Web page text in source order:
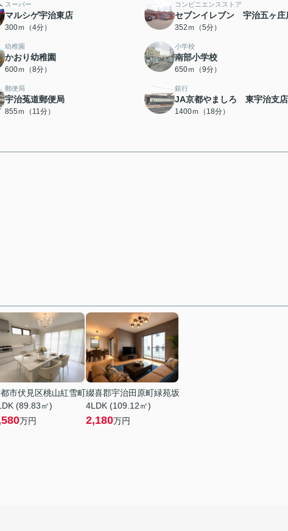
スーパー
マルシゲ宇治東店
300ｍ（4分）
コンビニエンスストア
セブンイレブン 宇治五ヶ庄
352ｍ（5分）
幼稚園
かおり幼稚園
600ｍ（8分）
小学校
南部小学校
650ｍ（9分）
郵便局
宇治菟道郵便局
855ｍ（11分）
銀行
JA京都やましろ 東宇治支店
1400ｍ（18分）
市伏見区桃山紅雪町
(89.83㎡)
万円
綴喜郡宇治田原町緑苑坂
4LDK (109.12㎡)
2,180万円